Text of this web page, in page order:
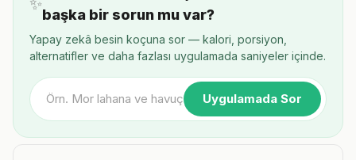
✨
başka bir sorun mu var?
Yapay zekâ besin koçuna sor — kalori, porsiyon,
alternatifler ve daha fazlası uygulamada saniyeler içinde.
Uygulamada Sor